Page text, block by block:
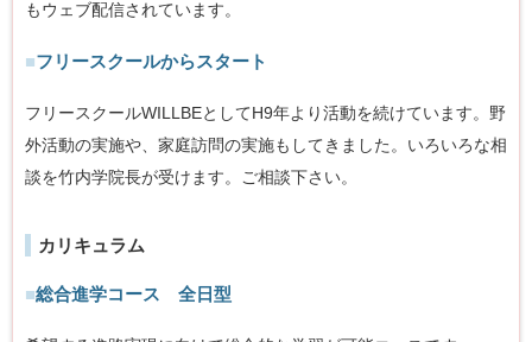
もウェブ配信されています。
■フリースクールからスタート
フリースクールWILLBEとしてH9年より活動を続けています。野
外活動の実施や、家庭訪問の実施もしてきました。いろいろな相
談を竹内学院長が受けます。ご相談下さい。
カリキュラム
■総合進学コース 全日型